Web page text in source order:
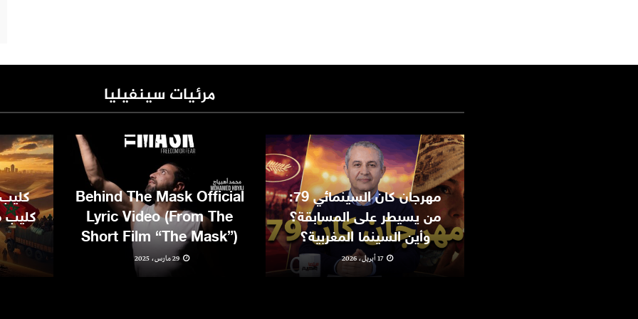
مرئيات سينفيليا
مهرجان كان السينمائي 79:
من يسيطر على المسابقة؟
وأين السينما المغربية؟
17 أبريل، 2026
Behind The Mask Official
Lyric Video (From The
Short Film “The Mask”)
29 مارس، 2025
كليب